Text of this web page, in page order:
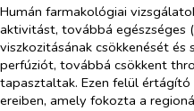
Humán farmakológiai
aktivitást, továbbá egészséges
viszkozitásának csökkenését
perfúziót, továbbá csökkent
tapasztaltak. Ezen felül
ereiben, amely fokozta a